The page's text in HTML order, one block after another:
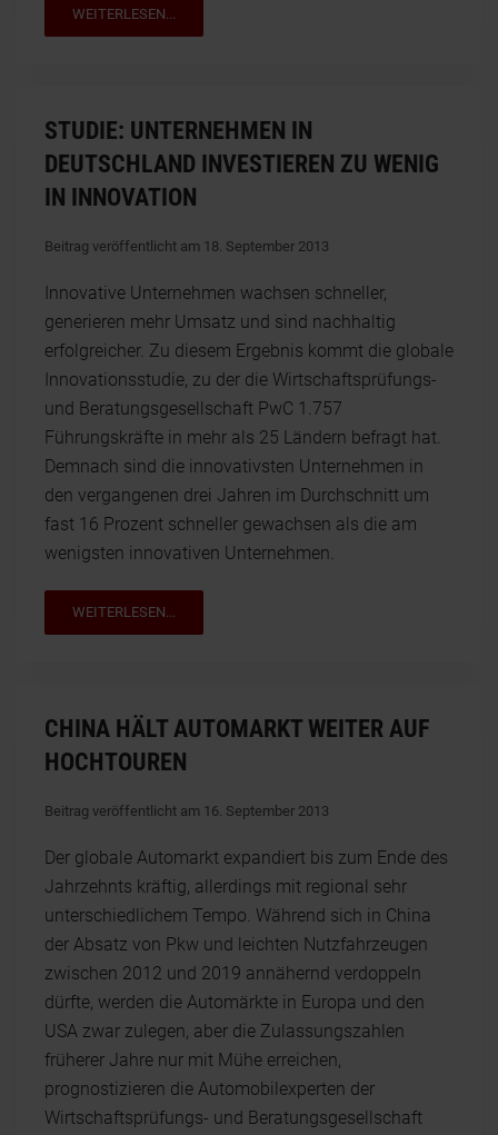
WEITERLESEN...
STUDIE: UNTERNEHMEN IN
DEUTSCHLAND INVESTIEREN ZU WENIG
IN INNOVATION
Beitrag veröffentlicht am 18. September 2013
Innovative Unternehmen wachsen schneller,
generieren mehr Umsatz und sind nachhaltig
erfolgreicher. Zu diesem Ergebnis kommt die globale
Innovationsstudie, zu der die Wirtschaftsprüfungs-
und Beratungsgesellschaft PwC 1.757
Führungskräfte in mehr als 25 Ländern befragt hat.
Demnach sind die innovativsten Unternehmen in
den vergangenen drei Jahren im Durchschnitt um
fast 16 Prozent schneller gewachsen als die am
wenigsten innovativen Unternehmen.
WEITERLESEN...
CHINA HÄLT AUTOMARKT WEITER AUF
HOCHTOUREN
Beitrag veröffentlicht am 16. September 2013
Der globale Automarkt expandiert bis zum Ende des
Jahrzehnts kräftig, allerdings mit regional sehr
unterschiedlichem Tempo. Während sich in China
der Absatz von Pkw und leichten Nutzfahrzeugen
zwischen 2012 und 2019 annähernd verdoppeln
dürfte, werden die Automärkte in Europa und den
USA zwar zulegen, aber die Zulassungszahlen
früherer Jahre nur mit Mühe erreichen,
prognostizieren die Automobilexperten der
Wirtschaftsprüfungs- und Beratungsgesellschaft